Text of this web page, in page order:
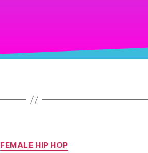
FEMALE HIP HOP